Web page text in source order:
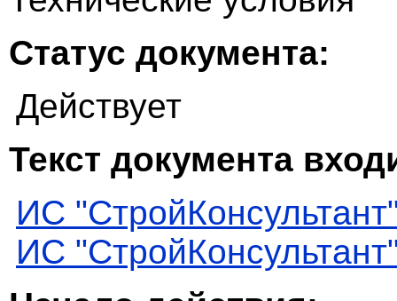
Статус документа:
Действует
Текст документа
ИС
ИС